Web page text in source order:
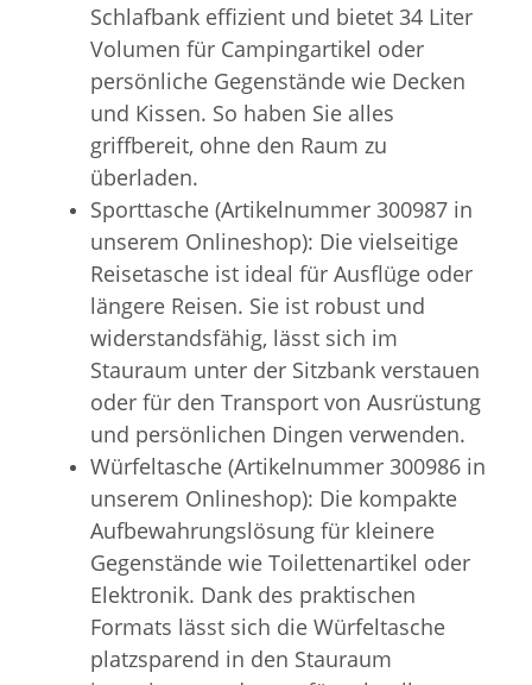
Schlafbank effizient und bietet 34 Liter
Volumen für Campingartikel oder
persönliche Gegenstände wie Decken
und Kissen. So haben Sie alles
griffbereit, ohne den Raum zu
überladen.
Sporttasche (Artikelnummer 300987 in
unserem Onlineshop): Die vielseitige
Reisetasche ist ideal für Ausflüge oder
längere Reisen. Sie ist robust und
widerstandsfähig, lässt sich im
Stauraum unter der Sitzbank verstauen
oder für den Transport von Ausrüstung
und persönlichen Dingen verwenden.
Würfeltasche (Artikelnummer 300986 in
unserem Onlineshop): Die kompakte
Aufbewahrungslösung für kleinere
Gegenstände wie Toilettenartikel oder
Elektronik. Dank des praktischen
Formats lässt sich die Würfeltasche
platzsparend in den Stauraum